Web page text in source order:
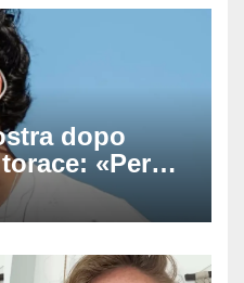
dopo
«Per
in trappola», il
percorso